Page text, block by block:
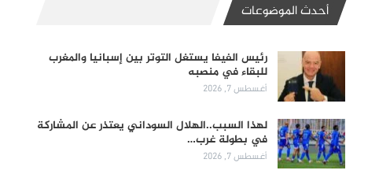
أحدث الموضوعات
رئيس الفيفا يستغل التوتر بين إسبانيا والمغرب
للبقاء في منصبه
أغسطس 7, 2026
لهذا السبب..الهلال السوداني يعتذر عن المشاركة
في بطولة غرب…
أغسطس 7, 2026